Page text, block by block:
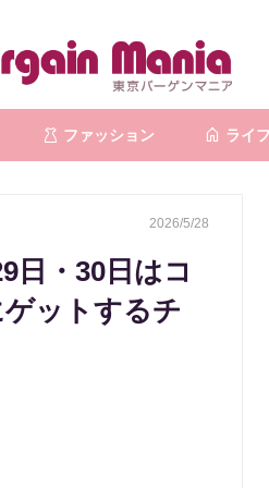
ファッション ライフ
2026/5/28
日・30日はコ
ットするチ